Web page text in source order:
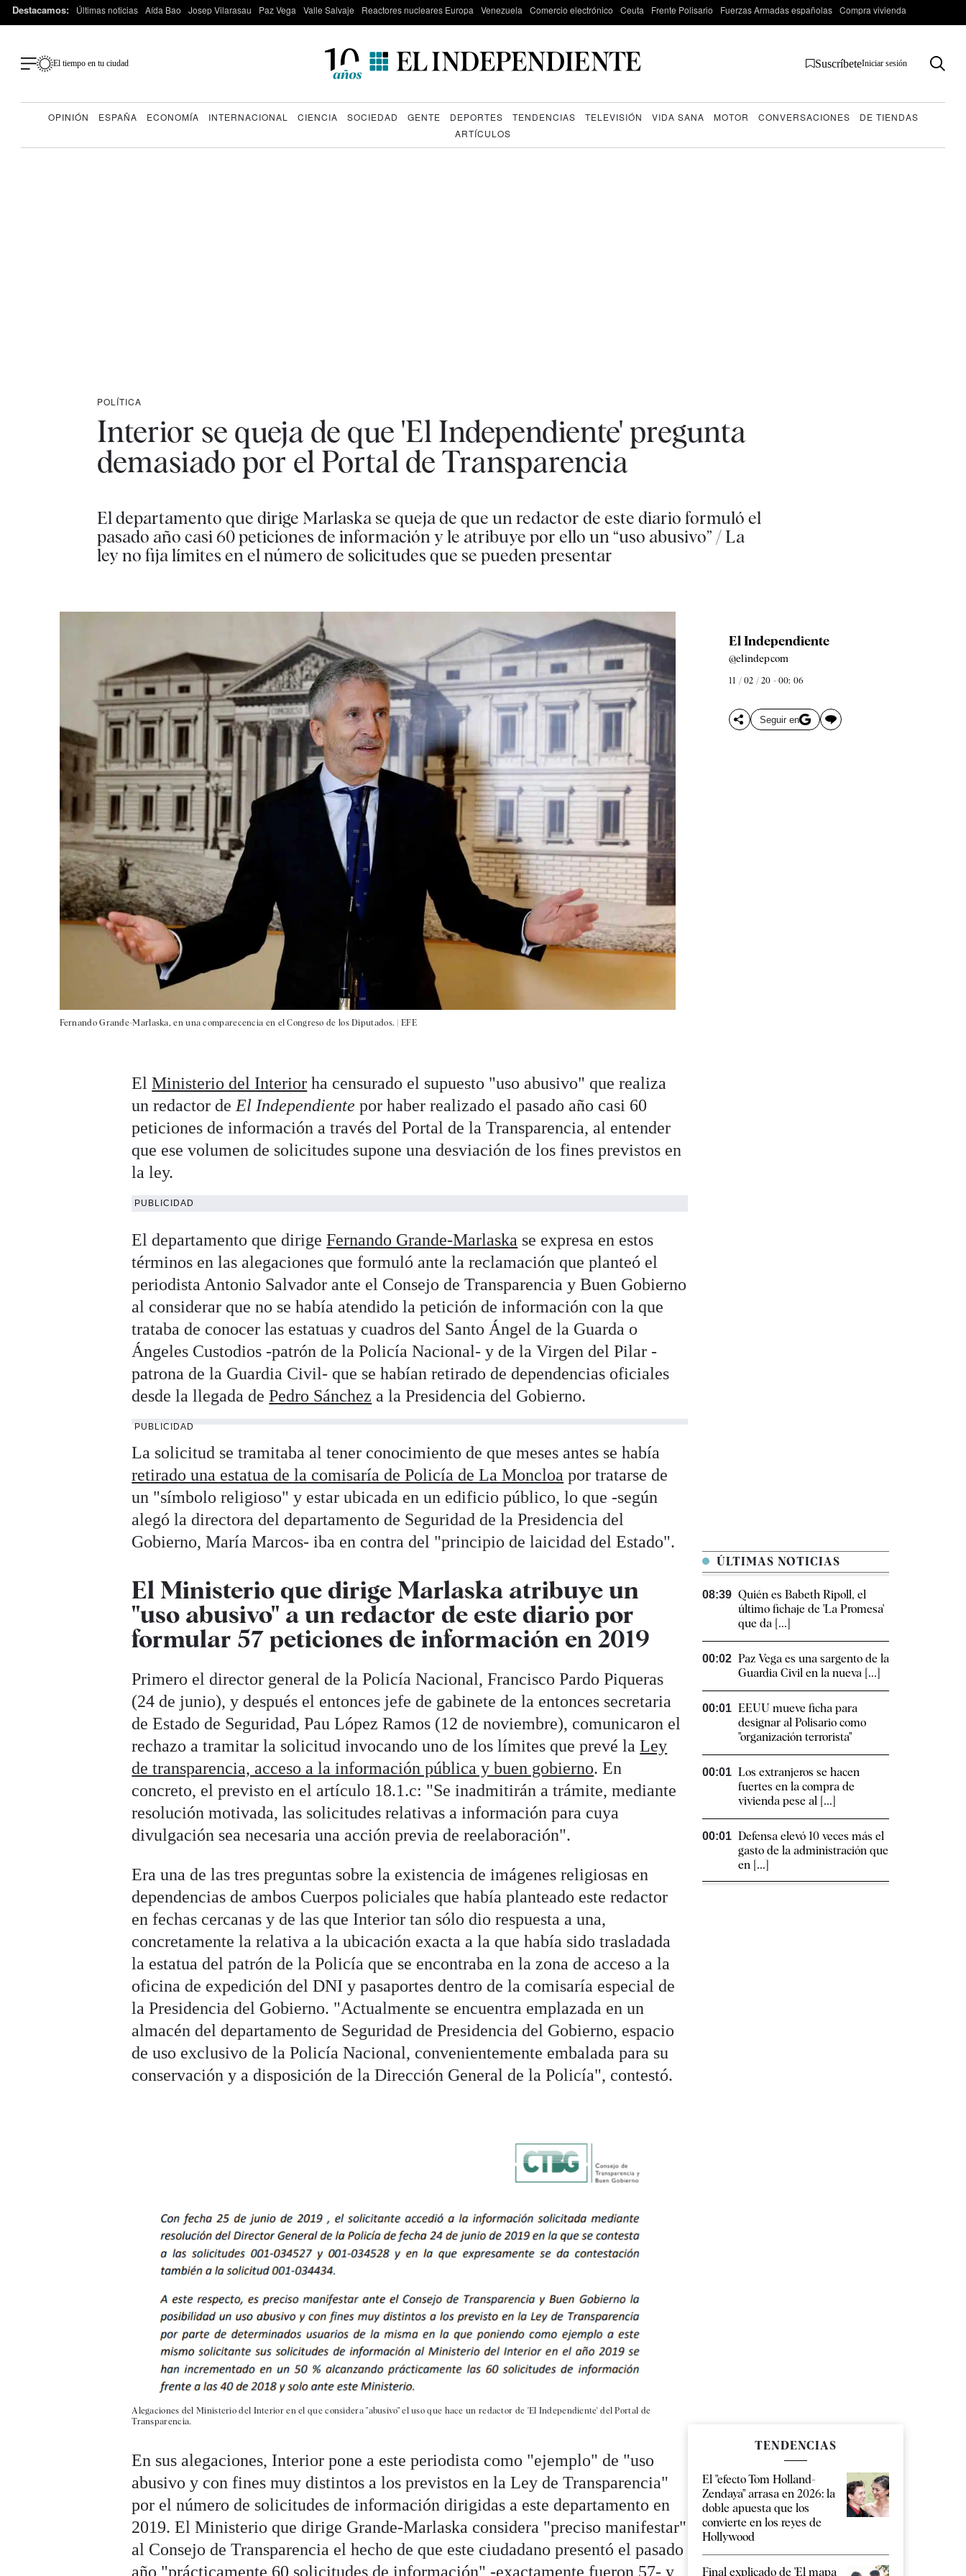
Destacamos: Últimas noticias Aída Bao Josep Vilarasau Paz Vega Valle Salvaje Reactores nucleares Europa Venezuela Comercio electrónico Ceuta Frente Polisario Fuerzas Armadas españolas Compra vivienda
El tiempo en tu ciudad SuscríbeteIniciar sesión
OPINIÓN ESPAÑA ECONOMÍA INTERNACIONAL CIENCIA SOCIEDAD GENTE DEPORTES TENDENCIAS TELEVISIÓN VIDA SANA MOTOR CONVERSACIONES
DE TIENDAS
ARTÍCULOS
POLÍTICA
Interior se queja de que 'El Independiente' pregunta
demasiado por el Portal de Transparencia
El departamento que dirige Marlaska se queja de que un redactor de este diario formuló el
pasado año casi 60 peticiones de información y le atribuye por ello un “uso abusivo” / La
ley no fija límites en el número de solicitudes que se pueden presentar
Fernando Grande-Marlaska, en una comparecencia en el Congreso de los Diputados. |EFE
El Independiente
@elindepcom
11 / 02 / 20 - 00: 06
Seguir en
ElMinisterio del Interior ha censurado el supuesto "uso abusivo" que realiza
un redactor de El Independiente por haber realizado el pasado año casi 60
peticiones de información a través del Portal de la Transparencia, al entender
que ese volumen de solicitudes supone una desviación de los fines previstos en
la ley.
PUBLICIDAD
El departamento que dirigeFernando Grande-Marlaska se expresa en estos
términos en las alegaciones que formuló ante la reclamación que planteó el
periodista Antonio Salvador ante el Consejo de Transparencia y Buen Gobierno
al considerar que no se había atendido la petición de información con la que
trataba de conocer las estatuas y cuadros del Santo Ángel de la Guarda o
Ángeles Custodios -patrón de la Policía Nacional- y de la Virgen del Pilar -
patrona de la Guardia Civil- que se habían retirado de dependencias oficiales
desde la llegada dePedro Sánchez a la Presidencia del Gobierno.
PUBLICIDAD
La solicitud se tramitaba al tener conocimiento de que meses antes se había
retirado una estatua de la comisaría de Policía de La Moncloa por tratarse de
un "símbolo religioso" y estar ubicada en un edificio público, lo que -según
alegó la directora del departamento de Seguridad de la Presidencia del
Gobierno, María Marcos- iba en contra del "principio de laicidad del Estado".
El Ministerio que dirige Marlaska atribuye un
"uso abusivo" a un redactor de este diario por
formular 57 peticiones de información en 2019
Primero el director general de la Policía Nacional, Francisco Pardo Piqueras
(24 de junio), y después el entonces jefe de gabinete de la entonces secretaria
de Estado de Seguridad, Pau López Ramos (12 de noviembre), comunicaron el
rechazo a tramitar la solicitud invocando uno de los límites que prevé laLey
de transparencia, acceso a la información pública y buen gobierno. En
concreto, el previsto en el artículo 18.1.c: "Se inadmitirán a trámite, mediante
resolución motivada, las solicitudes relativas a información para cuya
divulgación sea necesaria una acción previa de reelaboración".
Era una de las tres preguntas sobre la existencia de imágenes religiosas en
dependencias de ambos Cuerpos policiales que había planteado este redactor
en fechas cercanas y de las que Interior tan sólo dio respuesta a una,
concretamente la relativa a la ubicación exacta a la que había sido trasladada
la estatua del patrón de la Policía que se encontraba en la zona de acceso a la
oficina de expedición del DNI y pasaportes dentro de la comisaría especial de
la Presidencia del Gobierno. "Actualmente se encuentra emplazada en un
almacén del departamento de Seguridad de Presidencia del Gobierno, espacio
de uso exclusivo de la Policía Nacional, convenientemente embalada para su
conservación y a disposición de la Dirección General de la Policía", contestó.
Alegaciones del Ministerio del Interior en el que considera "abusivo" el uso que hace un redactor de 'El Independiente' del Portal de
Transparencia.
En sus alegaciones, Interior pone a este periodista como "ejemplo" de "uso
abusivo y con fines muy distintos a los previstos en la Ley de Transparencia"
por el número de solicitudes de información dirigidas a este departamento en
2019. El Ministerio que dirige Grande-Marlaska considera "preciso manifestar"
al Consejo de Transparencia el hecho de que este ciudadano presentó el pasado
año "prácticamente 60 solicitudes de información" -exactamente fueron 57- y
ÚLTIMAS NOTICIAS
08:39 Quién es Babeth Ripoll, el
último fichaje de 'La Promesa'
que da [...]
00:02 Paz Vega es una sargento de la
Guardia Civil en la nueva [...]
00:01 EEUU mueve ficha para
designar al Polisario como
"organización terrorista"
00:01 Los extranjeros se hacen
fuertes en la compra de
vivienda pese al [...]
00:01 Defensa elevó 10 veces más el
gasto de la administración que
en [...]
TENDENCIAS
El "efecto Tom Holland-
Zendaya" arrasa en 2026: la
doble apuesta que los
convierte en los reyes de
Hollywood
Final explicado de 'El mapa